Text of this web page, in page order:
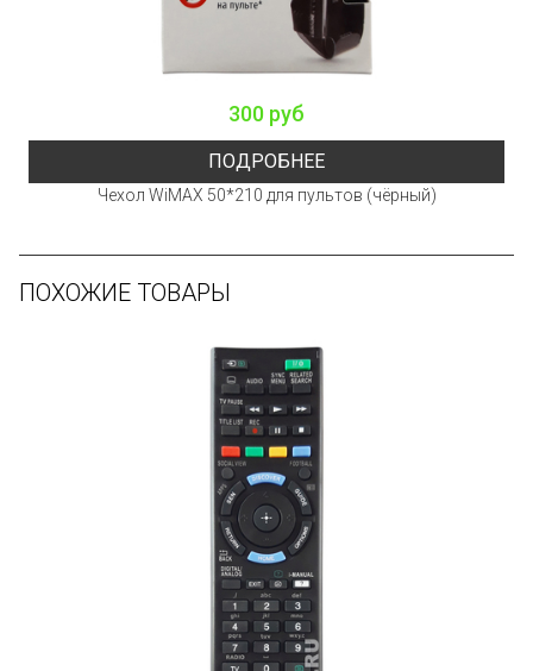
300 руб
ПОДРОБНЕЕ
Чехол WiMAX 50*210 для пультов (чёрный)
ПОХОЖИЕ ТОВАРЫ